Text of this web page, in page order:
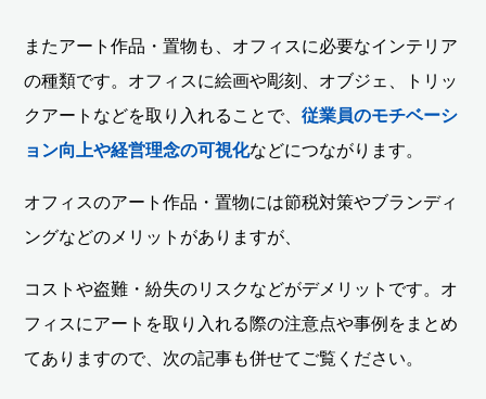
またアート作品・置物も、オフィスに必要なインテリア
の種類です。オフィスに絵画や彫刻、オブジェ、トリッ
クアートなどを取り入れることで、従業員のモチベーシ
ョン向上や経営理念の可視化などにつながります。
オフィスのアート作品・置物には節税対策やブランディ
ングなどのメリットがありますが、
コストや盗難・紛失のリスクなどがデメリットです。オ
フィスにアートを取り入れる際の注意点や事例をまとめ
てありますので、次の記事も併せてご覧ください。